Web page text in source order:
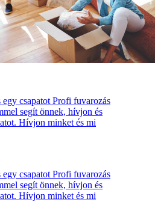
csapatot Profi fuvarozás
segít önnek, hívjon és
Hívjon minket és mi
csapatot Profi fuvarozás
segít önnek, hívjon és
Hívjon minket és mi